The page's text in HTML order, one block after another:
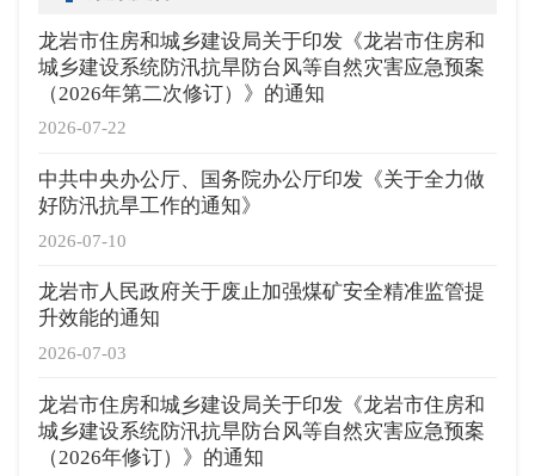
2026-07-22
龙岩市住房和城乡建设局关于印发《龙岩市住房和
城乡建设系统防汛抗旱防台风等自然灾害应急预案
（2026年第二次修订）》的通知
2026-07-10
中共中央办公厅、国务院办公厅印发《关于全力做
好防汛抗旱工作的通知》
2026-07-03
龙岩市人民政府关于废止加强煤矿安全精准监管提
升效能的通知
龙岩市住房和城乡建设局关于印发《龙岩市住房和
城乡建设系统防汛抗旱防台风等自然灾害应急预案
（2026年修订）》的通知